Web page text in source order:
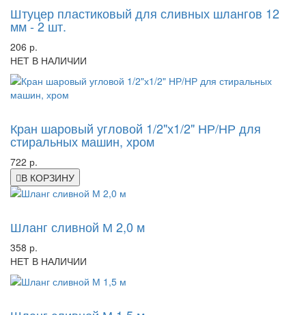
Штуцер пластиковый для сливных шлангов 12
мм - 2 шт.
206 р.
НЕТ В НАЛИЧИИ
Кран шаровый угловой 1/2"х1/2" НР/НР для
стиральных машин, хром
722 р.
В КОРЗИНУ
Шланг сливной М 2,0 м
358 р.
НЕТ В НАЛИЧИИ